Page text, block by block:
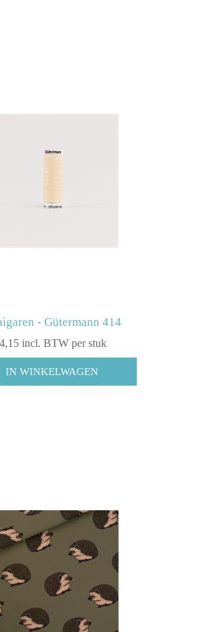
- Gütermann 414
incl. BTW per stuk